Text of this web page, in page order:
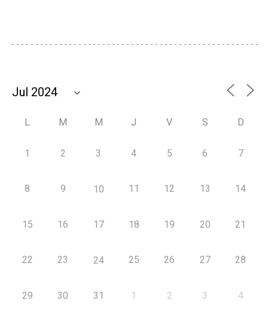
L M M J V S D
1 2 3 4 5 6 7
8 9 10 11 12 13 14
15 16 17 18 19 20 21
22 23 24 25 26 27 28
29 30 31 1 2 3 4